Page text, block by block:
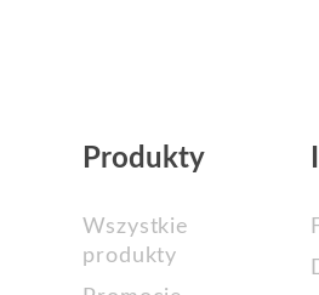
Produkty
Wszystkie
produkty